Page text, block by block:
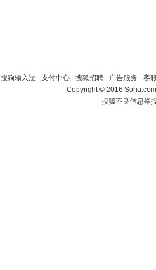
搜狗输入法 - 支付中心 - 搜狐招聘 - 广告服务 - 客
Copyright©2016
搜狐不良信息举